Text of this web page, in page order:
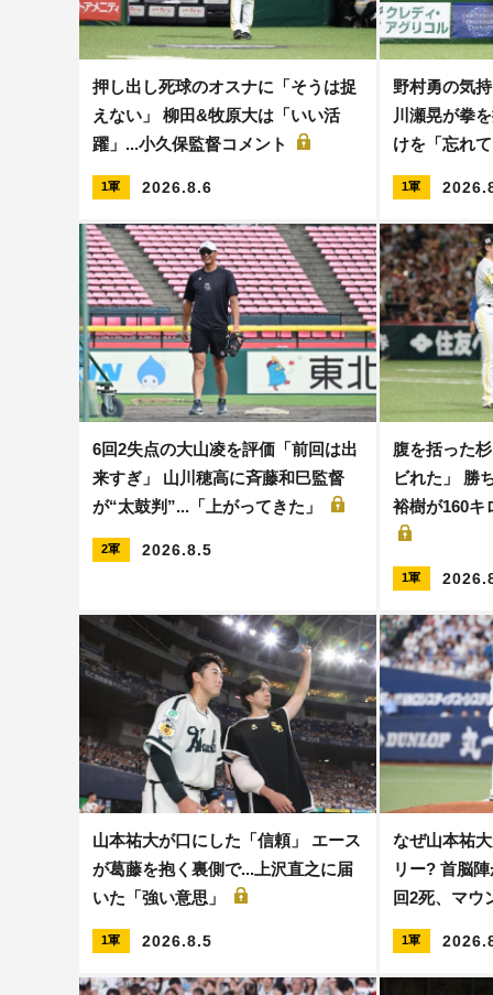
押し出し死球のオスナに「そうは捉
えない」 柳田&牧原大は「いい活
躍」...小久保監督コメント
1軍 2026.8.6
野村勇の気
川瀬晃が拳
けを「忘れ
1軍
6回2失点の大山凌を評価「前回は出
来すぎ」 山川穂高に斉藤和巳監督
が“太鼓判”...「上がってきた」
2軍 2026.8.5
腹を括った
ビれた」 勝
裕樹が160キ
1軍
山本祐大が口にした「信頼」 エース
が葛藤を抱く裏側で...上沢直之に届
いた「強い意思」
1軍 2026.8.5
なぜ山本祐
リー? 首脳
回2死、マ
1軍